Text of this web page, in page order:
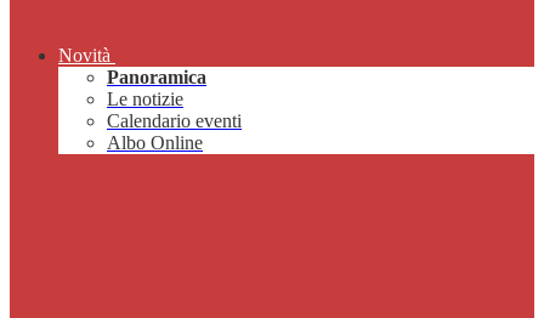
Novità
Panoramica
Le notizie
Calendario eventi
Albo Online